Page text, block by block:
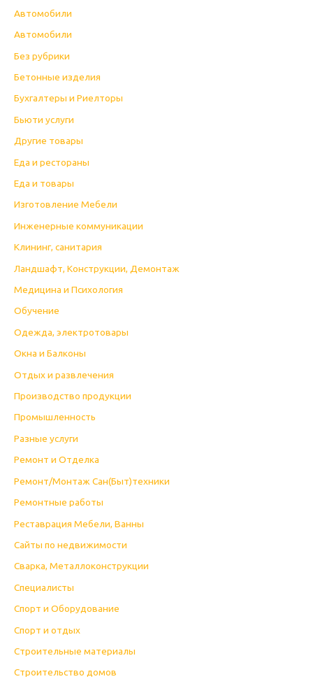
Автомобили
Автомобили
Без рубрики
Бетонные изделия
Бухгалтеры и Риелторы
Бьюти услуги
Другие товары
Еда и рестораны
Еда и товары
Изготовление Мебели
Инженерные коммуникации
Клининг, санитария
Ландшафт, Конструкции, Демонтаж
Медицина и Психология
Обучение
Одежда, электротовары
Окна и Балконы
Отдых и развлечения
Производство продукции
Промышленность
Разные услуги
Ремонт и Отделка
Ремонт/Монтаж Сан(Быт)техники
Ремонтные работы
Реставрация Мебели, Ванны
Сайты по недвижимости
Сварка, Металлоконструкции
Специалисты
Спорт и Оборудование
Спорт и отдых
Строительные материалы
Строительство домов